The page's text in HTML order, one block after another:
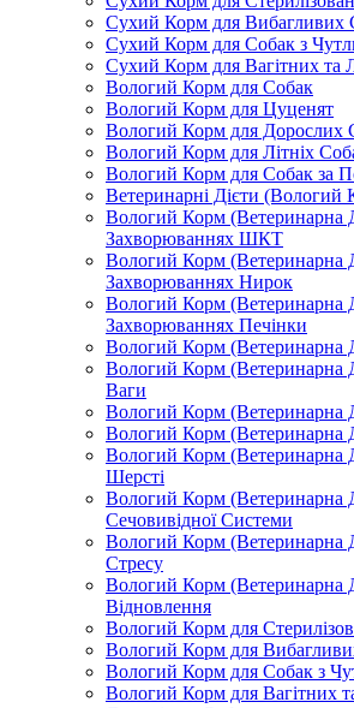
Сухий Корм для Вибагливих
Сухий Корм для Собак з
Сухий Корм для Вагітних та
Вологий Корм для Собак
Вологий Корм для Цуценят
Вологий Корм для Дорослих
Вологий Корм для Літніх
Вологий Корм для Собак за
Ветеринарні Дієти (Вологий
Вологий Корм (Ветеринарна
Захворюваннях ШКТ
Вологий Корм (Ветеринарна
Захворюваннях Нирок
Вологий Корм (Ветеринарна
Захворюваннях Печінки
Вологий Корм (Ветеринарна
Вологий Корм (Ветеринарна
Ваги
Вологий Корм (Ветеринарна
Вологий Корм (Ветеринарна
Вологий Корм (Ветеринарна
Шерсті
Вологий Корм (Ветеринарна
Сечовивідної Системи
Вологий Корм (Ветеринарна
Стресу
Вологий Корм (Ветеринарна
Відновлення
Вологий Корм для
Вологий Корм для
Вологий Корм для Собак з
Вологий Корм для Вагітних